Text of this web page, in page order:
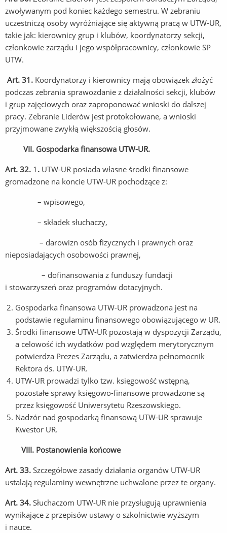
zwoływanym pod koniec każdego semestru. W zebraniu
uczestniczą osoby wyróżniające się aktywną pracą w UTW-UR,
takie jak: kierownicy grup i klubów, koordynatorzy sekcji,
członkowie zarządu i jego współpracownicy, członkowie SP
UTW.
Art. 31. Koordynatorzy i kierownicy mają obowiązek złożyć
podczas zebrania sprawozdanie z działalności sekcji, klubów
i grup zajęciowych oraz zaproponować wnioski do dalszej
pracy. Zebranie Liderów jest protokołowane, a wnioski
przyjmowane zwykłą większością głosów.
VII. Gospodarka finansowa UTW-UR.
Art. 32. 1 . UTW-UR posiada własne środki finansowe
gromadzone na koncie UTW-UR pochodzące z:
– wpisowego,
– składek słuchaczy,
– darowizn osób fizycznych i prawnych oraz
nieposiadających osobowości prawnej,
– dofinansowania z funduszy fundacji
i stowarzyszeń oraz programów dotacyjnych.
Gospodarka finansowa UTW-UR prowadzona jest na
podstawie regulaminu finansowego obowiązującego w UR.
Środki finansowe UTW-UR pozostają w dyspozycji Zarządu,
a celowość ich wydatków pod względem merytorycznym
potwierdza Prezes Zarządu, a zatwierdza pełnomocnik
Rektora ds. UTW-UR.
UTW-UR prowadzi tylko tzw. księgowość wstępną,
pozostałe sprawy księgowo-finansowe prowadzone są
przez księgowość Uniwersytetu Rzeszowskiego.
Nadzór nad gospodarką finansową UTW-UR sprawuje
Kwestor UR.
VIII. Postanowienia końcowe
Art. 33. Szczegółowe zasady działania organów UTW-UR
ustalają regulaminy wewnętrzne uchwalone przez te organy.
Art. 34. Słuchaczom UTW-UR nie przysługują uprawnienia
wynikające z przepisów ustawy o szkolnictwie wyższym
i nauce.